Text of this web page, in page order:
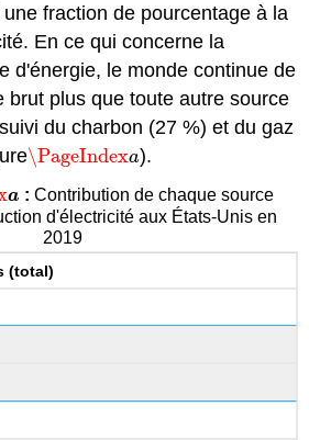
fraction de pourcentage à la
En ce qui concerne la
d'énergie, le monde continue de
brut plus que toute autre source
du charbon (27 %) et du gaz
\PageIndexa
\PageIndexa).
a
a : Contribution de chaque source
d'électricité aux États-Unis en
2019
(total)